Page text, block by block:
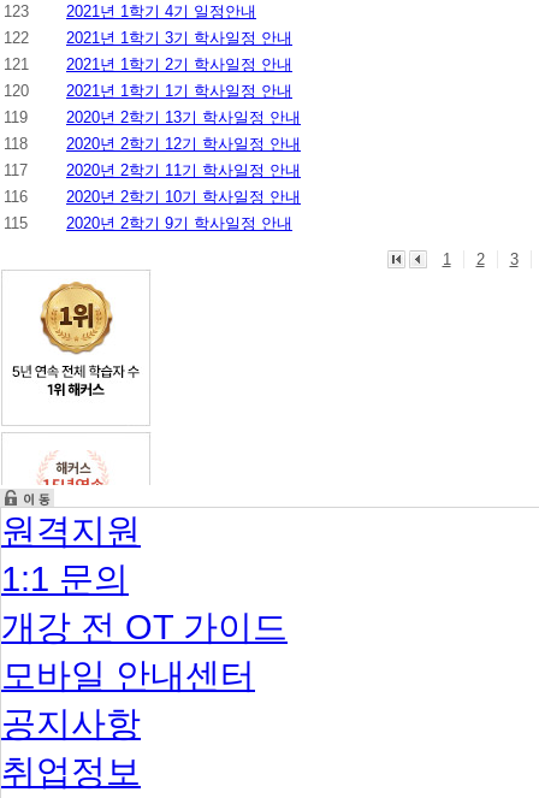
123
2021년 1학기 4기 일정안내
122
2021년 1학기 3기 학사일정 안내
121
2021년 1학기 2기 학사일정 안내
120
2021년 1학기 1기 학사일정 안내
119
2020년 2학기 13기 학사일정 안내
118
2020년 2학기 12기 학사일정 안내
117
2020년 2학기 11기 학사일정 안내
116
2020년 2학기 10기 학사일정 안내
115
2020년 2학기 9기 학사일정 안내
1
2 3
원격지원
1:1 문의
개강 전 OT 가이드
모바일 안내센터
공지사항
취업정보